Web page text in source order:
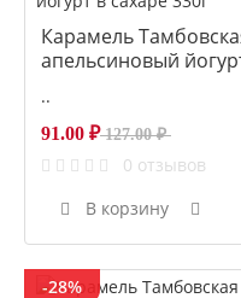
Карамель
апельсиновый
..
127.00 ₽
91.00 ₽
0 отзывов
В корзину
-28%